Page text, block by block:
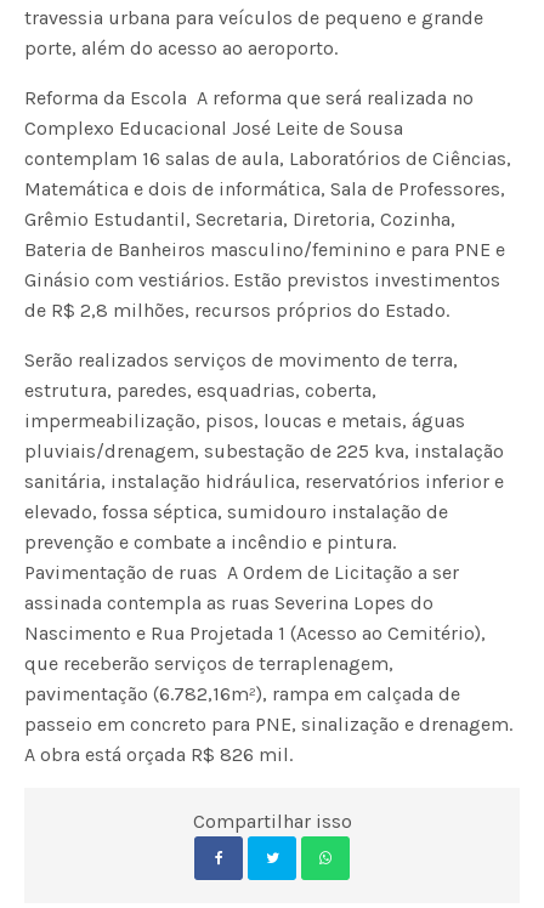
travessia urbana para veículos de pequeno e grande
porte, além do acesso ao aeroporto.
Reforma da Escola  A reforma que será realizada no
Complexo Educacional José Leite de Sousa
contemplam 16 salas de aula, Laboratórios de Ciências,
Matemática e dois de informática, Sala de Professores,
Grêmio Estudantil, Secretaria, Diretoria, Cozinha,
Bateria de Banheiros masculino/feminino e para PNE e
Ginásio com vestiários. Estão previstos investimentos
de R$ 2,8 milhões, recursos próprios do Estado.
Serão realizados serviços de movimento de terra,
estrutura, paredes, esquadrias, coberta,
impermeabilização, pisos, loucas e metais, águas
pluviais/drenagem, subestação de 225 kva, instalação
sanitária, instalação hidráulica, reservatórios inferior e
elevado, fossa séptica, sumidouro instalação de
prevenção e combate a incêndio e pintura.
Pavimentação de ruas  A Ordem de Licitação a ser
assinada contempla as ruas Severina Lopes do
Nascimento e Rua Projetada 1 (Acesso ao Cemitério),
que receberão serviços de terraplenagem,
pavimentação (6.782,16m²), rampa em calçada de
passeio em concreto para PNE, sinalização e drenagem.
A obra está orçada R$ 826 mil.
Compartilhar isso